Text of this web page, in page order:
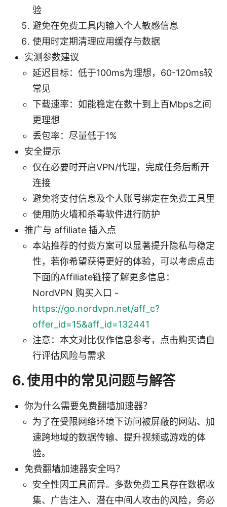
验
避免在免费工具内输入个人敏感信息
使用时定期清理应用缓存与数据
实测参数建议
延迟目标：低于100ms为理想，60-120ms较
常见
下载速率：如能稳定在数十到上百Mbps之间
更理想
丢包率：尽量低于1%
安全提示
仅在必要时开启VPN/代理，完成任务后断开
连接
避免将支付信息及个人账号绑定在免费工具里
使用防火墙和杀毒软件进行防护
推广与 affiliate 插入点
本站推荐的付费方案可以显著提升隐私与稳定
性，若你希望获得更好的体验，可以考虑点击
下面的Affiliate链接了解更多信息：
NordVPN 购买入口 -
https://go.nordvpn.net/aff_c?
offer_id=15&aff_id=132441
注意：本文对比仅作信息参考，点击购买请自
行评估风险与需求
6. 使用中的常见问题与解答
你为什么需要免费翻墙加速器？
为了在受限网络环境下访问被屏蔽的网站、加
速跨地域的数据传输、提升视频或游戏的体
验。
免费翻墙加速器安全吗？
安全性因工具而异。多数免费工具存在数据收
集、广告注入、潜在中间人攻击的风险，务必